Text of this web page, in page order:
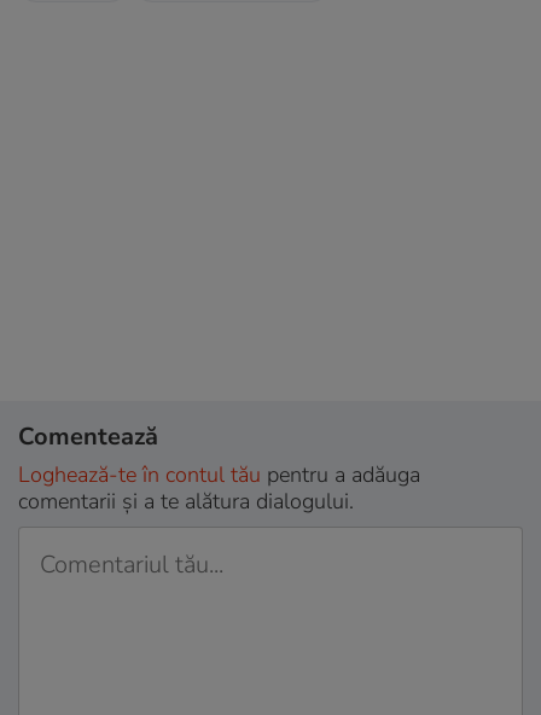
Comentează
Loghează-te în contul tău pentru a adăuga
comentarii și a te alătura dialogului.